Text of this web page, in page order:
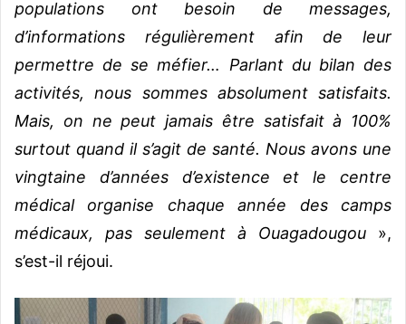
populations ont besoin de messages,
d’informations régulièrement afin de leur
permettre de se méfier… Parlant du bilan des
activités, nous sommes absolument satisfaits.
Mais, on ne peut jamais être satisfait à 100%
surtout quand il s’agit de santé. Nous avons une
vingtaine d’années d’existence et le centre
médical organise chaque année des camps
médicaux, pas seulement à Ouagadougou »,
s’est-il réjoui.